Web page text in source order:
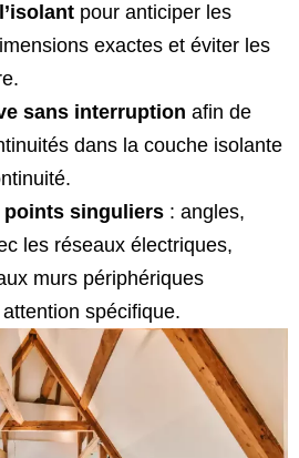
pour anticiper les
exactes et éviter les
sans interruption afin de
dans la couche isolante
points singuliers : angles,
les réseaux électriques,
murs périphériques
spécifique.